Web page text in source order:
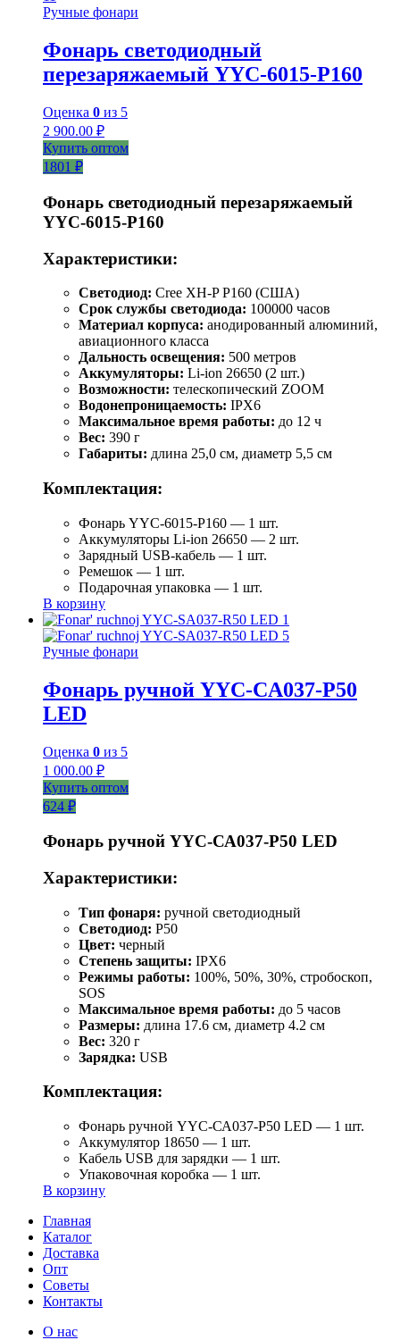
Ручные фонари
Фонарь светодиодный
перезаряжаемый YYC-6015-Р160
Оценка 0 из 5
2 900.00 ₽
Купить оптом
1801 ₽
Фонарь светодиодный перезаряжаемый
YYC-6015-P160
Характеристики:
Светодиод: Cree XH-P P160 (США)
Срок службы светодиода: 100000 часов
Материал корпуса: анодированный алюминий,
авиационного класса
Дальность освещения: 500 метров
Аккумуляторы: Li-ion 26650 (2 шт.)
Возможности: телескопический ZOOM
Водонепроницаемость: IPX6
Максимальное время работы: до 12 ч
Вес: 390 г
Габариты: длина 25,0 см, диаметр 5,5 см
Комплектация:
Фонарь YYC-6015-P160 — 1 шт.
Аккумуляторы Li-ion 26650 — 2 шт.
Зарядный USB-кабель — 1 шт.
Ремешок — 1 шт.
Подарочная упаковка — 1 шт.
В корзину
Ручные фонари
Фонарь ручной YYC-CA037-P50
LED
Оценка 0 из 5
1 000.00 ₽
Купить оптом
624 ₽
Фонарь ручной YYC-СА037-Р50 LED
Характеристики:
Тип фонаря: ручной светодиодный
Светодиод: P50
Цвет: черный
Степень защиты: IPX6
Режимы работы: 100%, 50%, 30%, стробоскоп,
SOS
Максимальное время работы: до 5 часов
Размеры: длина 17.6 см, диаметр 4.2 см
Вес: 320 г
Зарядка: USB
Комплектация:
Фонарь ручной YYC-СА037-Р50 LED — 1 шт.
Аккумулятор 18650 — 1 шт.
Кабель USB для зарядки — 1 шт.
Упаковочная коробка — 1 шт.
В корзину
Главная
Каталог
Доставка
Опт
Советы
Контакты
О нас